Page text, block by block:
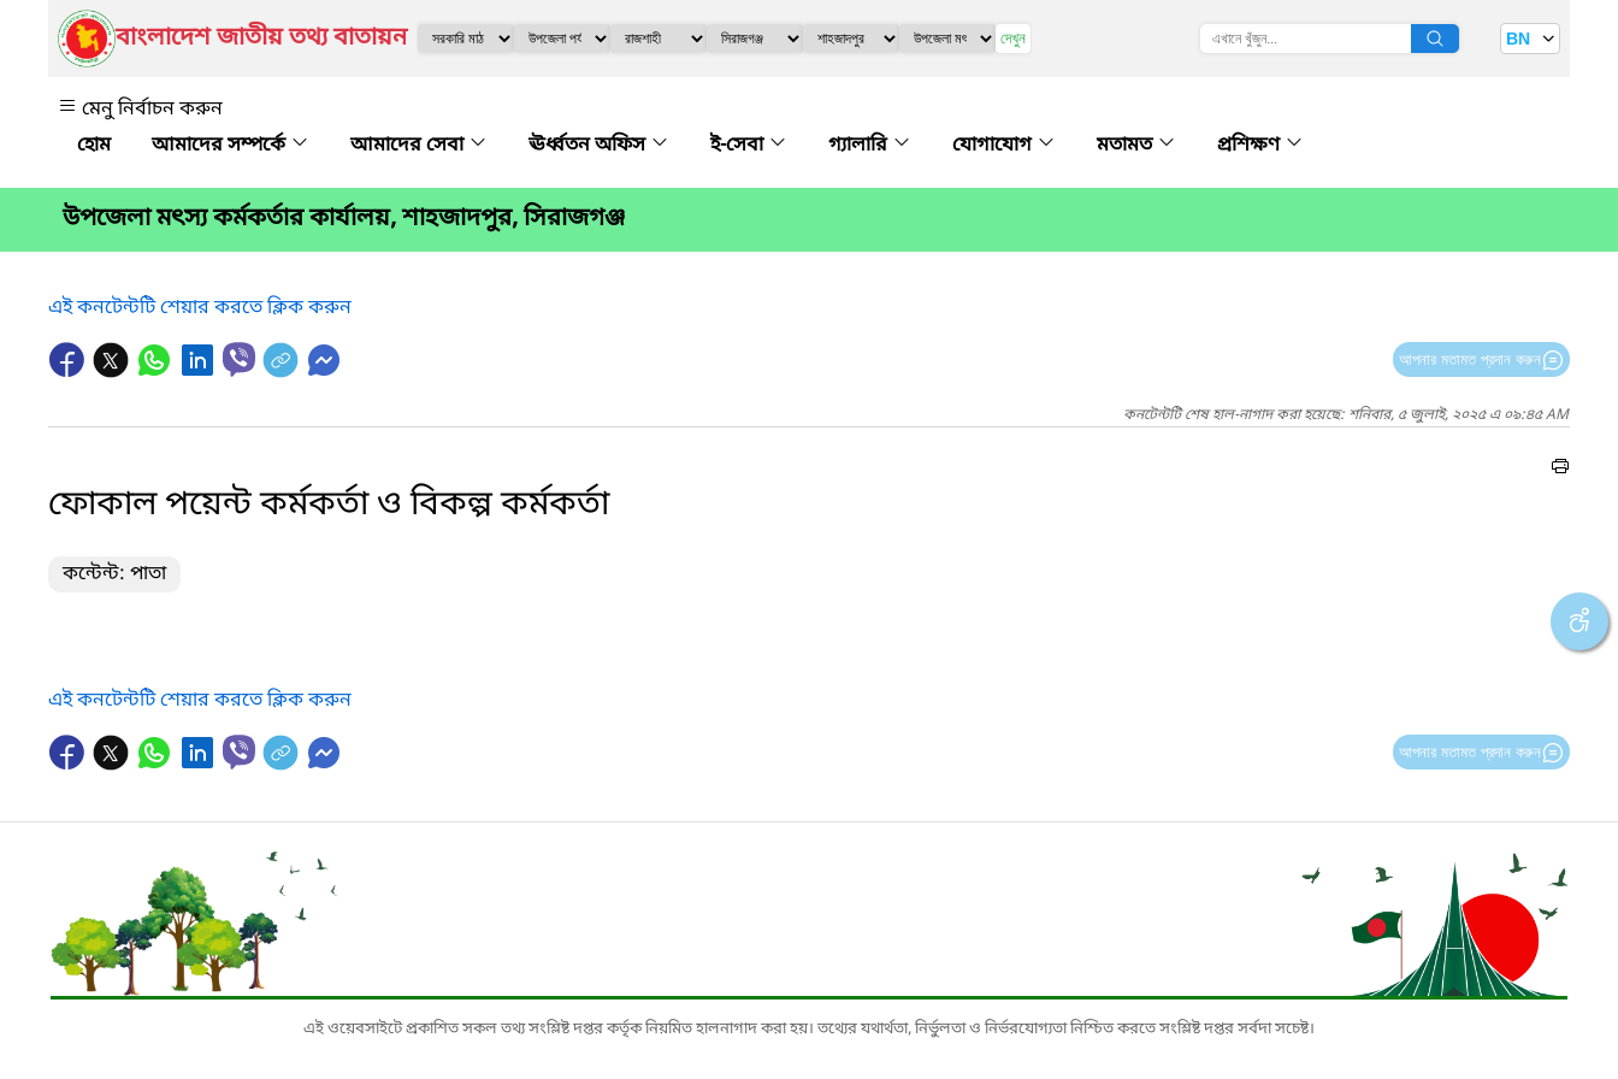
বাংলাদেশ জাতীয় তথ্য বাতায়ন দেখুন BN
মেনু নির্বাচন করুন
আমাদের সম্পর্কে
আমাদের সেবা ঊর্ধ্বতন অফিস ই-সেবা গ্যালারি যোগাযোগ মতামত প্রশিক্ষণ
উপজেলা মৎস্য কর্মকর্তার কার্যালয়, শাহজাদপুর, সিরাজগঞ্জ
এই কনটেন্টটি শেয়ার করতে ক্লিক করুন
আপনার মতামত প্রদান করুন
কনটেন্টটি শেষ হাল-নাগাদ করা হয়েছে: শনিবার, ৫ জুলাই, ২০২৫ এ ০৯:৪৫ AM
ফোকাল পয়েন্ট কর্মকর্তা ও বিকল্প কর্মকর্তা
কন্টেন্ট: পাতা
এই কনটেন্টটি শেয়ার করতে ক্লিক করুন
আপনার মতামত প্রদান করুন
এই ওয়েবসাইটে প্রকাশিত সকল তথ্য সংশ্লিষ্ট দপ্তর কর্তৃক নিয়মিত হালনাগাদ করা হয়। তথ্যের যথার্থতা, নির্ভুলতা ও নির্ভরযোগ্যতা নিশ্চিত করতে সংশ্লিষ্ট দপ্তর সর্বদা সচেষ্ট।